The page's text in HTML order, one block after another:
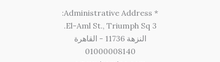
* Administrative Address:
النزهة 11736 - القاهرة
01000008140